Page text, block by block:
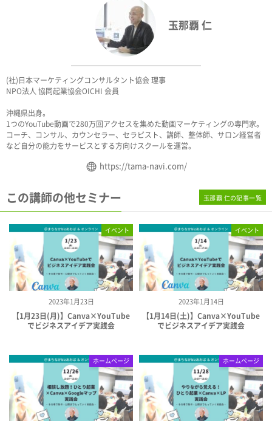
玉那覇 仁
(社)日本マーケティングコンサルタント協会 理事
NPO法人 協同起業協会OICHI 会員
沖縄県出身。
1つのYouTube動画で280万回アクセスを集めた動画マーケティングの専門家。
コーチ、コンサル、カウンセラー、セラピスト、講師、整体師、サロン経営者
など自分の能力をサービスとする方向けスクールを運営。
https://tama-navi.com/
この講師の他セミナー
2023年1月23日
イベント
【1月23日(月)】Canva×YouTube
でビジネスアイデア実践会
2023年1月14日
イベント
【1月14日(土)】Canva×YouTube
でビジネスアイデア実践会
ホームページ ホームページ
玉那覇 仁の記事一覧